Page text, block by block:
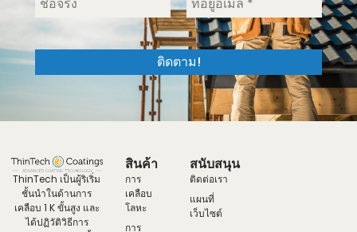
ThinTech เป็นผู้ริเริ่ม
ชั้นนำในด้านการ
เคลือบ 1 K ขั้นสูง และ
ได้ปฏิวัติวิธีการ
สินค้า
การ
เคลือบ
โลหะ
การ
สนับสนุน
ติดต่อเรา
แผนที่
เว็บไซต์